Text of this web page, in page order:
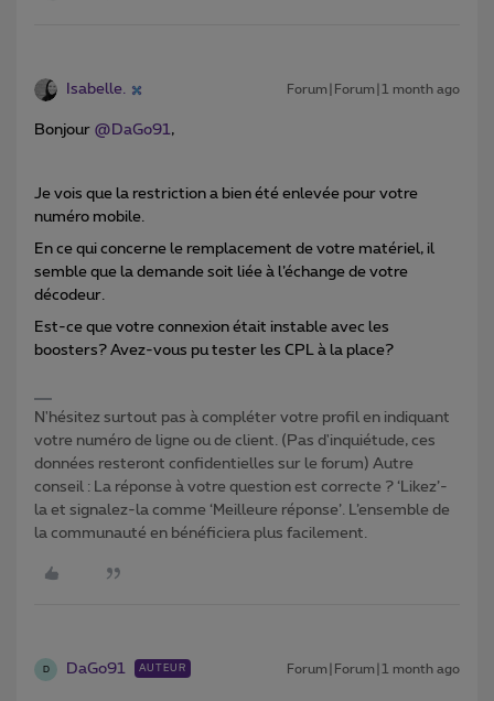
Isabelle. Forum|Forum|1 month ago
Bonjour ​ @DaGo91,
Je vois que la restriction a bien été enlevée pour votre
numéro mobile.
En ce qui concerne le remplacement de votre matériel, il
semble que la demande soit liée à l’échange de votre
décodeur.
Est-ce que votre connexion était instable avec les
boosters? Avez-vous pu tester les CPL à la place?
N'hésitez surtout pas à compléter votre profil en indiquant
votre numéro de ligne ou de client. (Pas d'inquiétude, ces
données resteront confidentielles sur le forum) Autre
conseil : La réponse à votre question est correcte ? ‘Likez’-
la et signalez-la comme ‘Meilleure réponse’. L’ensemble de
la communauté en bénéficiera plus facilement.
D DaGo91 AUTEUR Forum|Forum|1 month ago